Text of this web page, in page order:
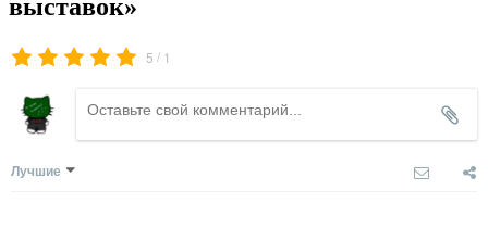
выставок»
5 / 1
Лучшие